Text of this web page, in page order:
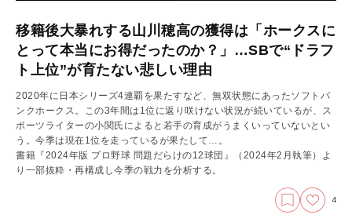
移籍後大暴れする山川穂高の獲得は「ホークスに
とって本当にお得だったのか？」…SBで“ドラフ
ト上位”が育たない悲しい理由
2020年に日本シリーズ4連覇を果たすなど、無双状態にあったソフトバ
ンクホークス。この3年間は1位に返り咲けない状況が続いているが、ス
ポーツライターの小関氏によると若手の育成がうまくいっていないとい
う。今季は現在1位を走っているが果たして…。
書籍『2024年版 プロ野球 問題だらけの12球団』（2024年2月執筆）よ
り一部抜粋・再構成し今季の戦力を分析する。
4